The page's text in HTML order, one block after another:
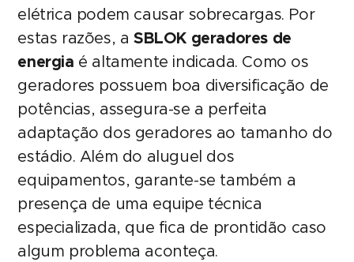
elétrica podem causar sobrecargas. Por
estas razões, aSBLOK geradores de
energia é altamente indicada. Como os
geradores possuem boa diversificação de
potências, assegura-se a perfeita
adaptação dos geradores ao tamanho do
estádio. Além do aluguel dos
equipamentos, garante-se também a
presença de uma equipe técnica
especializada, que fica de prontidão caso
algum problema aconteça.